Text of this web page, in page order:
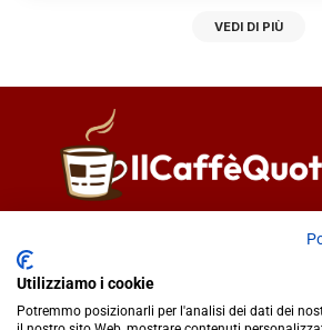
VEDI DI PIÙ
C.F. 92076900858
Utilizziamo i cookie
Potremmo posizionarli per l'analisi dei dati dei